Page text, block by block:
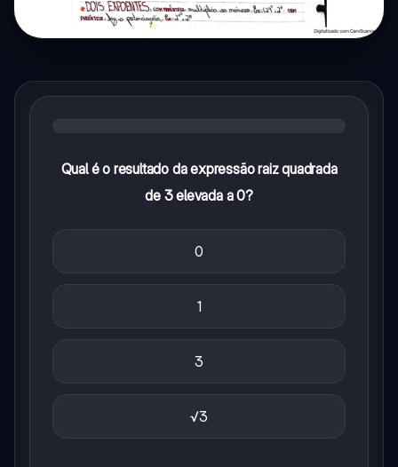
Qual é o resultado da expressão raiz quadrada
de 3 elevada a 0?
0
1
3
√3